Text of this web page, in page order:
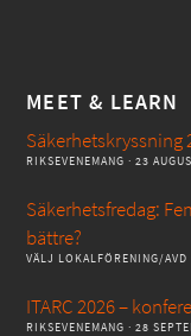
MEET & LEARN
Säkerhetskryssning
RIKSEVENEMANG · 23
Säkerhetsfredag:
bättre?
VÄLJ LOKALFÖRENING/AVD
ITARC 2026 –
RIKSEVENEMANG · 28